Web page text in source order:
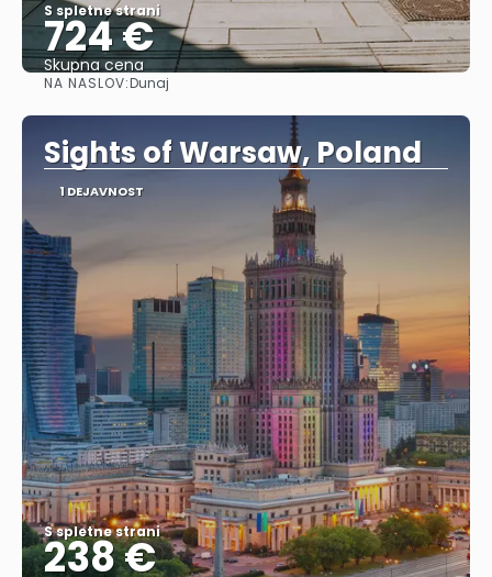
S spletne strani
724 €
Skupna cena
NA NASLOV:Dunaj
Sights of Warsaw, Poland
1 DEJAVNOST
S spletne strani
238 €